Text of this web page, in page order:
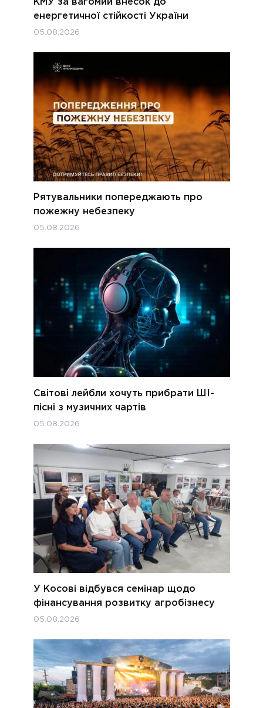
КМУ за вагомий внесок до
енергетичної стійкості України
05.08.2026
Рятувальники попереджають про
пожежну небезпеку
05.08.2026
Світові лейбли хочуть прибрати ШІ-
пісні з музичних чартів
05.08.2026
У Косові відбувся семінар щодо
фінансування розвитку агробізнесу
05.08.2026